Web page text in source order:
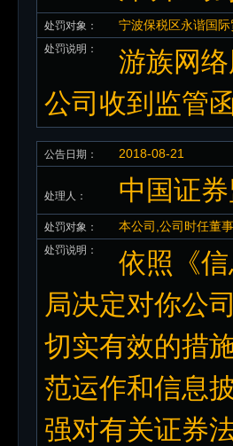
处罚对象： 宁波保税区永谐国
处罚说明：
游族网
公司收到监管函
公告日期： 2018-08-21
处理人： 中国证
处罚对象： 本公司,公司时任董
处罚说明：
依照《
局决定对你公
切实有效的措
范运作和信息
强对有关证券